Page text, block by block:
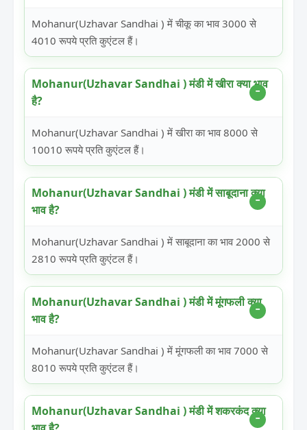
Mohanur(Uzhavar Sandhai ) में चीकू का भाव 3000 से
4010 रूपये प्रति कुएंटल हैं।
Mohanur(Uzhavar Sandhai ) मंडी में खीरा क्या भाव
है?
Mohanur(Uzhavar Sandhai ) में खीरा का भाव 8000 से
10010 रूपये प्रति कुएंटल हैं।
Mohanur(Uzhavar Sandhai ) मंडी में साबूदाना क्या
भाव है?
Mohanur(Uzhavar Sandhai ) में साबूदाना का भाव 2000 से
2810 रूपये प्रति कुएंटल हैं।
Mohanur(Uzhavar Sandhai ) मंडी में मूंगफली क्या
भाव है?
Mohanur(Uzhavar Sandhai ) में मूंगफली का भाव 7000 से
8010 रूपये प्रति कुएंटल हैं।
Mohanur(Uzhavar Sandhai ) मंडी में शकरकंद क्या